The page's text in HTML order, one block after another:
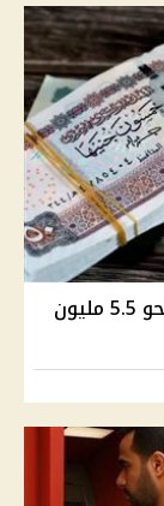
صرف مرتبات يونيو 2026 يبدأ 18 يونيو لنحو 5.5 مليون